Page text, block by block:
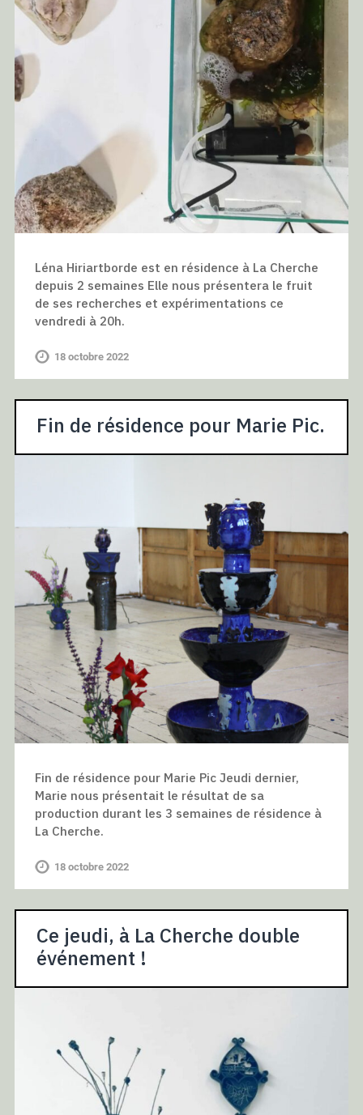
Léna Hiriartborde est en résidence à La Cherche
depuis 2 semaines Elle nous présentera le fruit
de ses recherches et expérimentations ce
vendredi à 20h.
18 octobre 2022
Fin de résidence pour Marie Pic.
Fin de résidence pour Marie Pic Jeudi dernier,
Marie nous présentait le résultat de sa
production durant les 3 semaines de résidence à
La Cherche.
18 octobre 2022
Ce jeudi, à La Cherche double
événement !